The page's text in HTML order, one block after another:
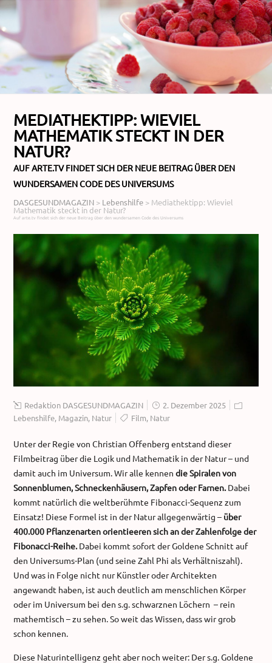
MEDIATHEKTIPP: WIEVIEL
MATHEMATIK STECKT IN DER
NATUR?
AUF ARTE.TV FINDET SICH DER NEUE BEITRAG ÜBER DEN
WUNDERSAMEN CODE DES UNIVERSUMS
DASGESUNDMAGAZIN > Lebenshilfe > Mediathektipp: Wieviel
Mathematik steckt in der Natur?
Auf arte.tv findet sich der neue Beitrag über den wundersamen Code des Universums
Redaktion DASGESUNDMAGAZIN
2. Dezember 2025
Lebenshilfe, Magazin, Natur Film, Natur
Unter der Regie von Christian Offenberg entstand dieser
Filmbeitrag über die Logik und Mathematik in der Natur – und
damit auch im Universum. Wir alle kennendie Spiralen von
Sonnenblumen, Schneckenhäusern, Zapfen oder Farnen.Dabei
kommt natürlich die weltberühmte Fibonacci-Sequenz zum
Einsatz! Diese Formel ist in der Natur allgegenwärtig – über
400.000 Pflanzenarten orientieeren sich an der Zahlenfolge der
Fibonacci-Reihe.Dabei kommt sofort der Goldene Schnitt auf
den Universums-Plan (und seine Zahl Phi als Verhältniszahl).
Und was in Folge nicht nur Künstler oder Architekten
angewandt haben, ist auch deutlich am menschlichen Körper
oder im Universum bei den s.g. schwarznen Löchern – rein
mathemtisch – zu sehen. So weit das Wissen, dass wir grob
schon kennen.
Diese Naturintelligenz geht aber noch weiter: Der s.g. Goldene